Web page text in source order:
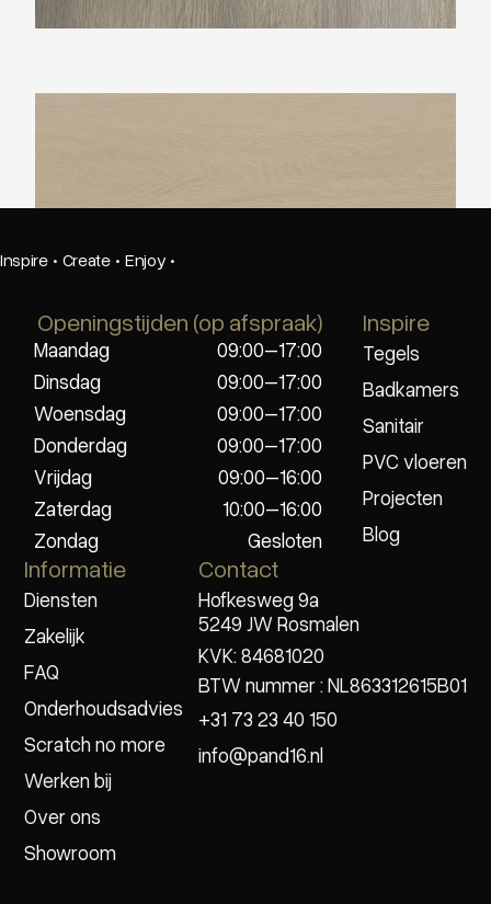
Inspire · Create · Enjoy ·
Openingstijden (op afspraak)
Maandag
09:00–17:00
Dinsdag
09:00–17:00
Woensdag
09:00–17:00
Donderdag
09:00–17:00
Vrijdag
09:00–16:00
Zaterdag
10:00–16:00
Zondag
Gesloten
Inspire
Tegels
Badkamers
Sanitair
PVC vloeren
Projecten
Blog
Informatie
Diensten
Zakelijk
FAQ
Onderhoudsadvies
Scratch no more
Werken bij
Over ons
Showroom
Contact
Hofkesweg 9a
5249 JW Rosmalen
KVK: 84681020
BTW nummer : NL863312615B01
+31 73 23 40 150
info@pand16.nl